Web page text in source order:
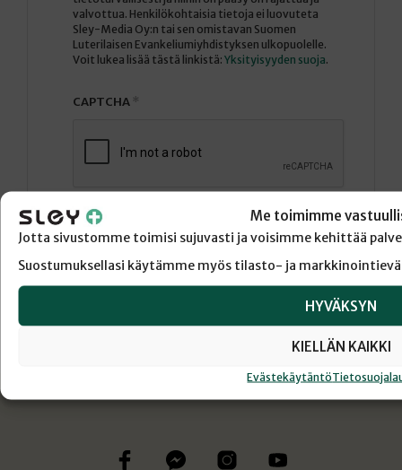
Me toimimme
Jotta sivustomme toimisi sujuvasti ja voisimme kehittää
Suostumuksellasi käytämme myös tilasto- ja
HYVÄKSYN
KIELLÄN KAIKKI
Evästekäytäntö
valvottua. Henkilökohtaisia tietoja ei luovuteta
Sley-Media Oy:n tai sen omistavan Suomen
Luterilaisen Evankeliumiyhdistyksen ulkopuolelle.
Voit lukea lisää tästä linkistä: Yksityisyyden suoja.
CAPTCHA *